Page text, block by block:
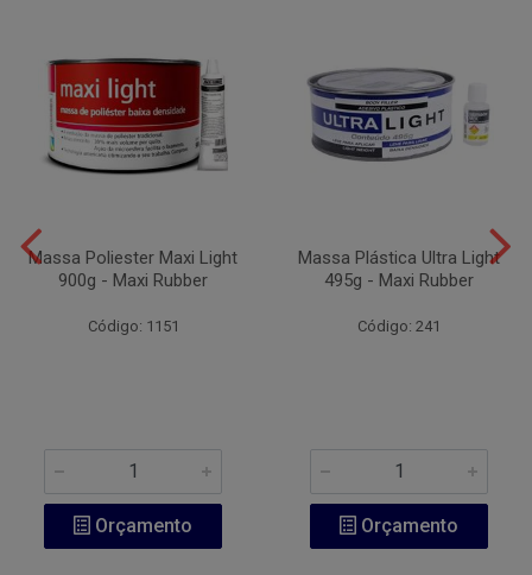
Massa Poliester Maxi Light
900g - Maxi Rubber
Código: 1151
Orçamento
Massa Plástica Ultra Light
495g - Maxi Rubber
Código: 241
Orçamento